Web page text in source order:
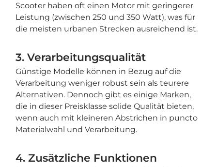
Scooter haben oft einen Motor mit geringerer
Leistung (zwischen 250 und 350 Watt), was für
die meisten urbanen Strecken ausreichend ist.
3. Verarbeitungsqualität
Günstige Modelle können in Bezug auf die
Verarbeitung weniger robust sein als teurere
Alternativen. Dennoch gibt es einige Marken,
die in dieser Preisklasse solide Qualität bieten,
wenn auch mit kleineren Abstrichen in puncto
Materialwahl und Verarbeitung.
4. Zusätzliche Funktionen